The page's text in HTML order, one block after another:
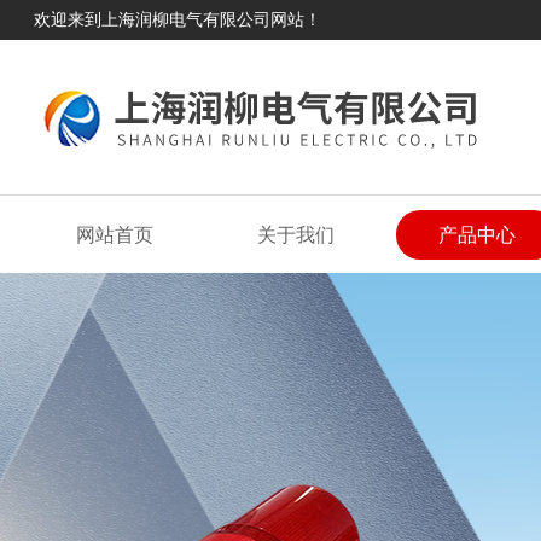
欢迎来到上海润柳电气有限公司网站！
网站首页 关于我们 产品中心